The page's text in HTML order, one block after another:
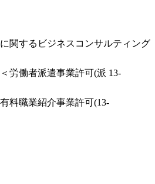
関するビジネスコンサルティング
労働者派遣事業許可(派 13-
料職業紹介事業許可(13-